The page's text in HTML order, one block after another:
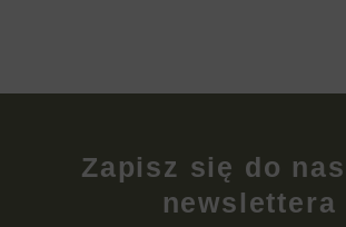
Zapisz się do
newslettera